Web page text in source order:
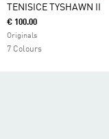
TENISICE TYSHAWN II
€ 100.00
Originals
7 Colours